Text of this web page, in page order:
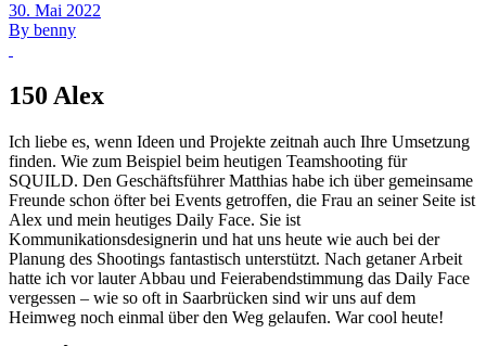
30. Mai 2022
By benny
150 Alex
Ich liebe es, wenn Ideen und Projekte zeitnah auch Ihre Umsetzung
finden. Wie zum Beispiel beim heutigen Teamshooting für
SQUILD. Den Geschäftsführer Matthias habe ich über gemeinsame
Freunde schon öfter bei Events getroffen, die Frau an seiner Seite ist
Alex und mein heutiges Daily Face. Sie ist
Kommunikationsdesignerin und hat uns heute wie auch bei der
Planung des Shootings fantastisch unterstützt. Nach getaner Arbeit
hatte ich vor lauter Abbau und Feierabendstimmung das Daily Face
vergessen – wie so oft in Saarbrücken sind wir uns auf dem
Heimweg noch einmal über den Weg gelaufen. War cool heute!